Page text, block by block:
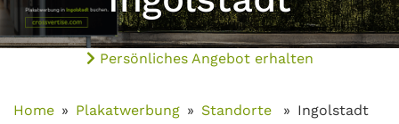
Persönliches Angebot erhalten
Home Plakatwerbung Standorte Ingolstadt